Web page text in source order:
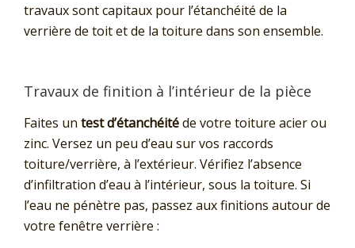
travaux sont capitaux pour l’étanchéité de la
verrière de toit et de la toiture dans son ensemble.
Travaux de finition à l’intérieur de la pièce
Faites un test d’étanchéitéde votre toiture acier ou
zinc. Versez un peu d’eau sur vos raccords
toiture/verrière, à l’extérieur. Vérifiez l’absence
d’infiltration d’eau à l’intérieur, sous la toiture. Si
l’eau ne pénètre pas, passez aux finitions autour de
votre fenêtre verrière :